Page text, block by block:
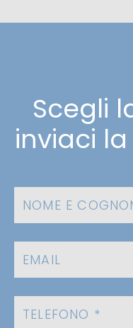
Scegli
inviaci